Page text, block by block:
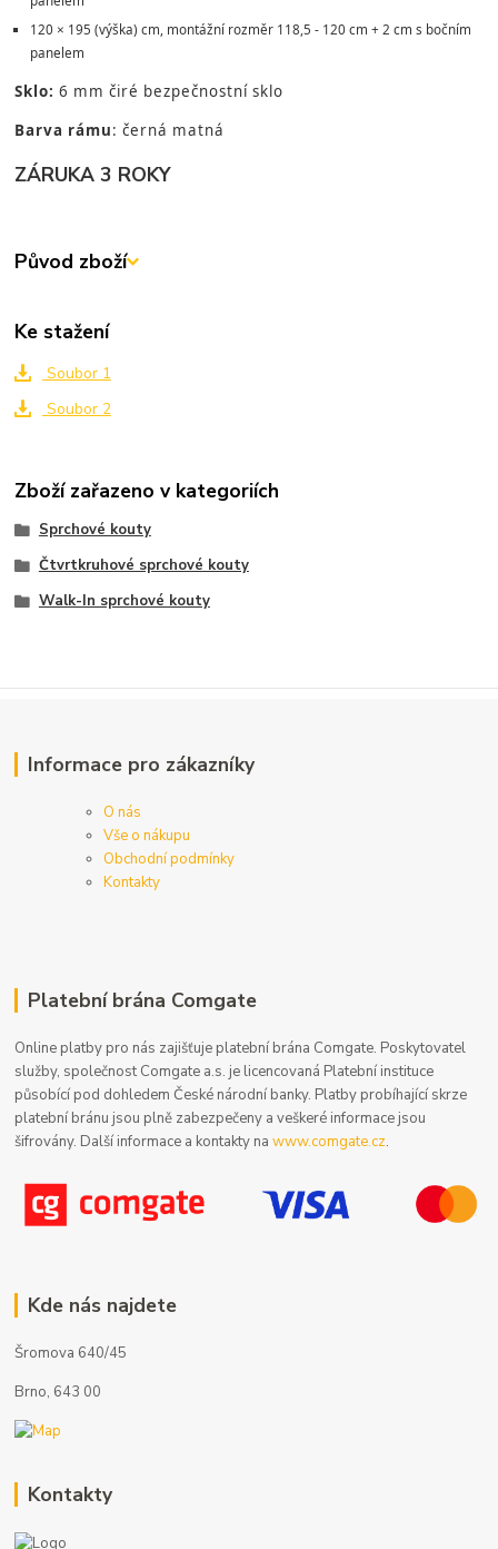
120 × 195 (výška) cm, montážní rozměr 118,5 - 120 cm + 2 cm s bočním
panelem
Sklo: 6 mm čiré bezpečnostní sklo
Barva rámu: černá matná
ZÁRUKA 3 ROKY
Původ zboží
Ke stažení
Soubor 1
Soubor 2
Zboží zařazeno v kategoriích
Sprchové kouty
Čtvrtkruhové sprchové kouty
Walk-In sprchové kouty
Informace pro zákazníky
O nás
Vše o nákupu
Obchodní podmínky
Kontakty
Platební brána Comgate
Online platby pro nás zajišťuje platební brána Comgate. Poskytovatel
služby, společnost Comgate a.s. je licencovaná Platební instituce
působící pod dohledem České národní banky. Platby probíhající skrze
platební bránu jsou plně zabezpečeny a veškeré informace jsou
šifrovány. Další informace a kontakty nawww.comgate.cz.
Kde nás najdete
Šromova 640/45
Brno, 643 00
Kontakty